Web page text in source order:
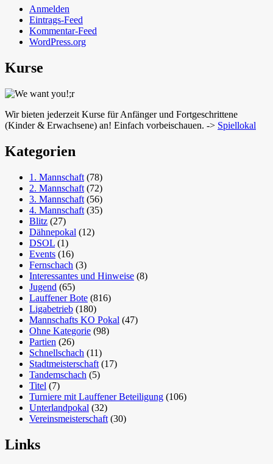
Anmelden
Eintrags-Feed
Kommentar-Feed
WordPress.org
Kurse
Wir bieten jederzeit Kurse für Anfänger und Fortgeschrittene
(Kinder & Erwachsene) an! Einfach vorbeischauen. -> Spiellokal
Kategorien
1. Mannschaft (78)
2. Mannschaft (72)
3. Mannschaft (56)
4. Mannschaft (35)
Blitz (27)
Dähnepokal (12)
DSOL (1)
Events (16)
Fernschach (3)
Interessantes und Hinweise (8)
Jugend (65)
Lauffener Bote (816)
Ligabetrieb (180)
Mannschafts KO Pokal (47)
Ohne Kategorie (98)
Partien (26)
Schnellschach (11)
Stadtmeisterschaft (17)
Tandemschach (5)
Titel (7)
Turniere mit Lauffener Beteiligung (106)
Unterlandpokal (32)
Vereinsmeisterschaft (30)
Links